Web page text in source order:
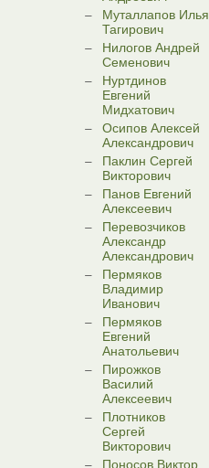
Муталлапов Илья
Тагирович
Нилогов Андрей
Семенович
Нуртдинов
Евгений
Мидхатович
Осипов Алексей
Александрович
Паклин Сергей
Викторович
Панов Евгений
Алексеевич
Перевозчиков
Александр
Александрович
Пермяков
Владимир
Иванович
Пермяков
Евгений
Анатольевич
Пирожков
Василий
Алексеевич
Плотников
Сергей
Викторович
Поносов Виктор